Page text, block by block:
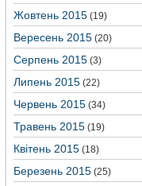
Жовтень 2015 (19)
Вересень 2015 (20)
Серпень 2015 (3)
Липень 2015 (22)
Червень 2015 (34)
Травень 2015 (19)
Квітень 2015 (18)
Березень 2015 (25)